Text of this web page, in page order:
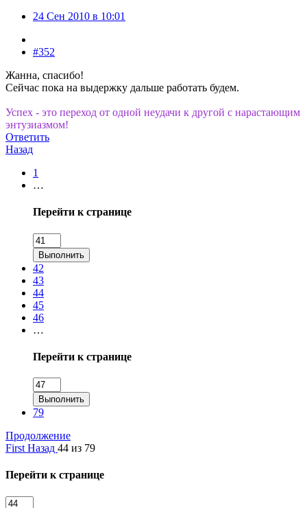
24 Сен 2010 в 10:01
#352
Жанна, спасибо!
Сейчас пока на выдержку дальше работать будем.
Успех - это переход от одной неудачи к другой с нарастающим
энтузиазмом!
Ответить
Назад
1
…
Перейти к странице
Выполнить
42
43
44
45
46
…
Перейти к странице
Выполнить
79
Продолжение
First Назад 44 из 79
Перейти к странице